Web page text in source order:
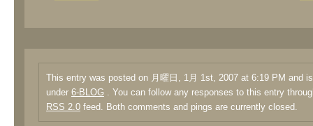
This entry was posted on 月曜日, 1月 1st, 2007 at 6:19 PM and
under 6-BLOG . You can follow any responses to this entry
RSS 2.0 feed. Both comments and pings are currently closed.